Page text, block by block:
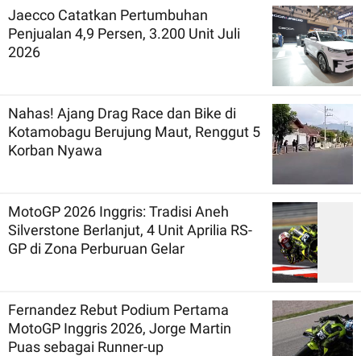
Jaecco Catatkan Pertumbuhan
Penjualan 4,9 Persen, 3.200 Unit Juli
2026
Nahas! Ajang Drag Race dan Bike di
Kotamobagu Berujung Maut, Renggut 5
Korban Nyawa
MotoGP 2026 Inggris: Tradisi Aneh
Silverstone Berlanjut, 4 Unit Aprilia RS-
GP di Zona Perburuan Gelar
Fernandez Rebut Podium Pertama
MotoGP Inggris 2026, Jorge Martin
Puas sebagai Runner-up